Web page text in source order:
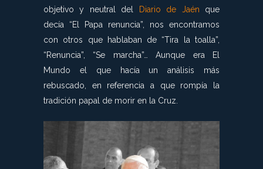
objetivo y neutral del
Diario de Jaén que
decía “El Papa renuncia”, nos encontramos
con otros que hablaban de “Tira la toalla”,
“Renuncia”, “Se marcha”… Aunque era El
Mundo el que hacía un análisis más
rebuscado, en referencia a que rompía la
tradición papal de morir en la Cruz.